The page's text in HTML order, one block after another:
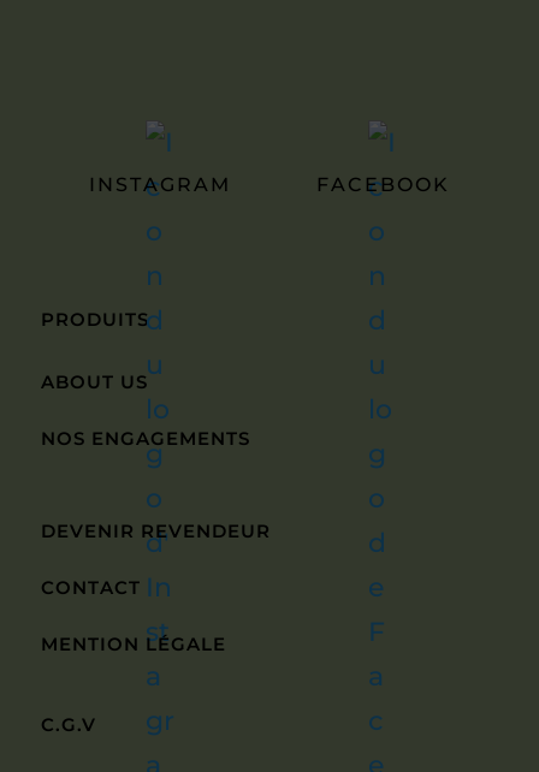
PRODUITS
ABOUT US
NOS ENGAGEMENTS
INSTAGRAM FACEBOOK
DEVENIR REVENDEUR
CONTACT
MENTION LÉGALE
C.G.V